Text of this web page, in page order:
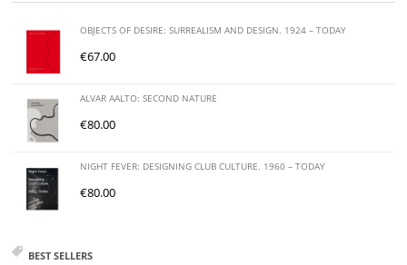
OBJECTS OF DESIRE: SURREALISM AND DESIGN. 1924 – TODAY
€67.00
ALVAR AALTO: SECOND NATURE
€80.00
NIGHT FEVER: DESIGNING CLUB CULTURE. 1960 – TODAY
€80.00
BEST SELLERS